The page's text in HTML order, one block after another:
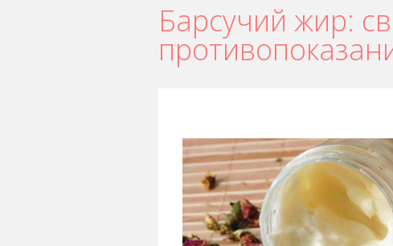
Барсучий жир: